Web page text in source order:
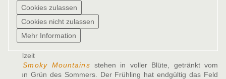
Spielzeit
DieSmoky Mountains stehen in voller Blüte, getränkt vom
satten Grün des Sommers. Der Frühling hat endgültig das Feld